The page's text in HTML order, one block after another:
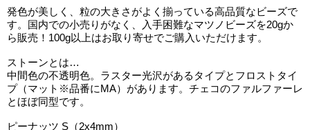
発色が美しく、粒の大きさがよく揃っている高品質なビーズで
す。国内での小売りがなく、入手困難なマツノビーズを20gか
ら販売！100g以上はお取り寄せでご購入いただけます。
ストーンとは…
中間色の不透明色。ラスター光沢があるタイプとフロストタイ
プ（マット※品番にMA）があります。チェコのファルファーレ
とほぼ同型です。
ピーナッツ S（2x4mm）